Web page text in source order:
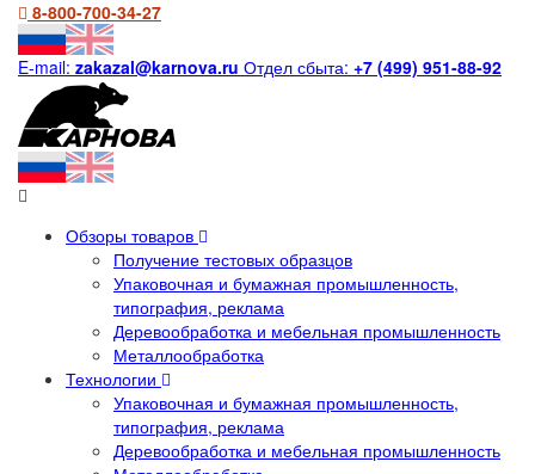
8-800-700-34-27
E-mail: zakazal@karnova.ru Отдел сбыта: +7 (499) 951-88-92
Обзоры товаров
Получение тестовых образцов
Упаковочная и бумажная промышленность,
типография, реклама
Деревообработка и мебельная промышленность
Металлообработка
Технологии
Упаковочная и бумажная промышленность,
типография, реклама
Деревообработка и мебельная промышленность